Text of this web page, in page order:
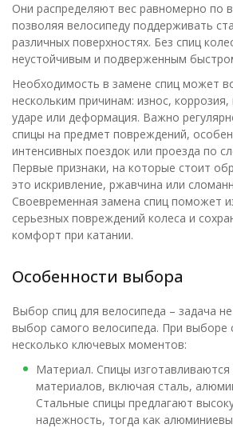
Они распределяют вес равномерно по
позволяя велосипеду поддерживать
различных поверхностях. Без спиц
неустойчивым и подверженным
Необходимость в замене спиц может
нескольким причинам: износ,
ударе или деформация. Важно
спицы на предмет повреждений,
интенсивных поездок или проезда по
Первые признаки, на которые стоит
это искривление, ржавчина или
Своевременная замена спиц поможет
серьезных повреждений колеса и
комфорт при катании.
Особенности выбора
Выбор спиц для велосипеда – задача
выбор самого велосипеда. При выборе
несколько ключевых моментов:
Материал. Спицы изготавливаются
материалов, включая сталь,
Стальные спицы предлагают
надежность, тогда как